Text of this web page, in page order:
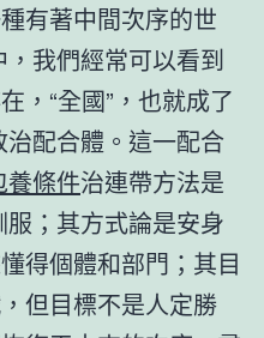
有著中間次序的世
我們經常可以看到
，“全國”，也就成了
配合體。這一配合
養條件治連帶方法是
；其方式論是安身
得個體和部門；其目
但目標不是人定勝